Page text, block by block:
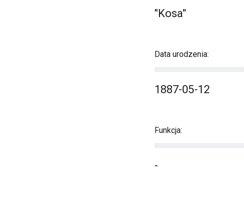
"Kosa"
Data urodzenia:
1887-05-12
Funkcja:
-